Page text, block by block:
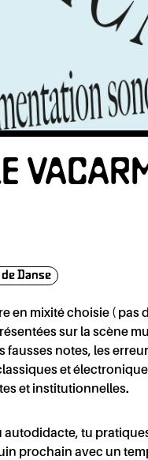
Danse
en mixité choisie ( pas
sur la scène
fausses notes, les
et
et institutionnelles.
tu
prochain avec un